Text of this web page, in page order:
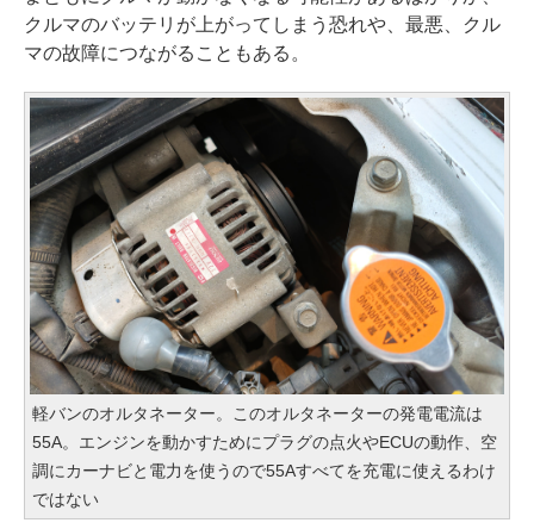
クルマのバッテリが上がってしまう恐れや、最悪、クル
マの故障につながることもある。
軽バンのオルタネーター。このオルタネーターの発電電流は
55A。エンジンを動かすためにプラグの点火やECUの動作、空
調にカーナビと電力を使うので55Aすべてを充電に使えるわけ
ではない